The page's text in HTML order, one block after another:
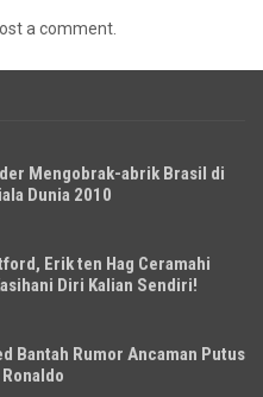
a comment.
Mengobrak-abrik Brasil di
Dunia 2010
Erik ten Hag Ceramahi
Diri Kalian Sendiri!
Bantah Rumor Ancaman Putus